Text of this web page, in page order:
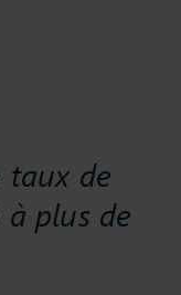
taux de
plus de